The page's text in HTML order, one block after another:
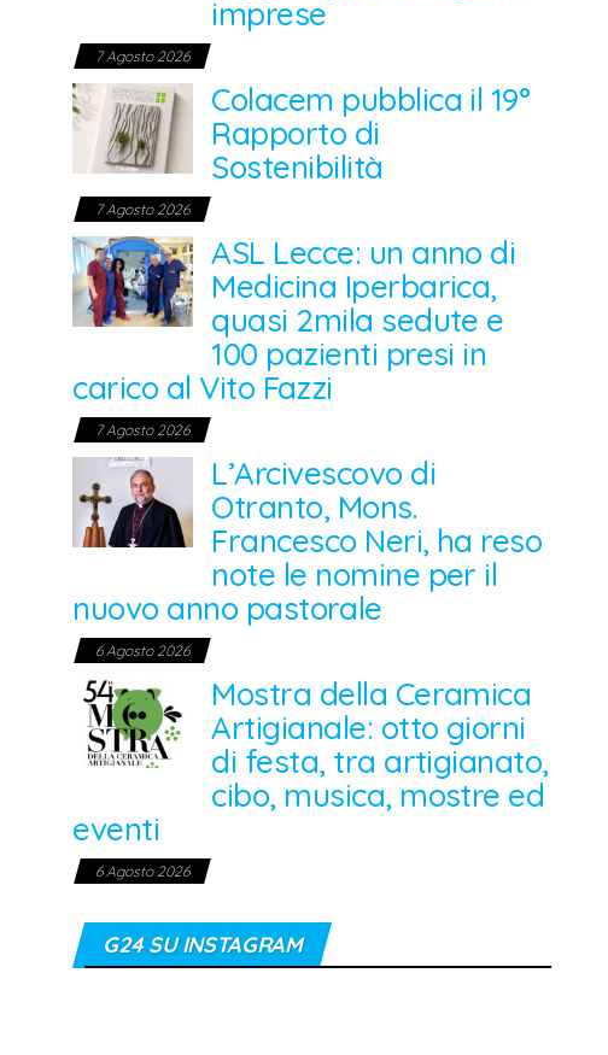
imprese
7 Agosto 2026
Colacem pubblica il 19°
Rapporto di
Sostenibilità
7 Agosto 2026
ASL Lecce: un anno di
Medicina Iperbarica,
quasi 2mila sedute e
100 pazienti presi in
carico al Vito Fazzi
7 Agosto 2026
L’Arcivescovo di
Otranto, Mons.
Francesco Neri, ha reso
note le nomine per il
nuovo anno pastorale
6 Agosto 2026
Mostra della Ceramica
Artigianale: otto giorni
di festa, tra artigianato,
cibo, musica, mostre ed
eventi
6 Agosto 2026
G24 SU INSTAGRAM